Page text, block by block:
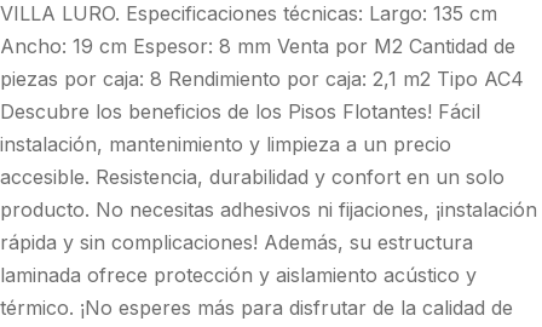
VILLA LURO. Especificaciones técnicas: Largo: 135 cm
Ancho: 19 cm Espesor: 8 mm Venta por M2 Cantidad de
piezas por caja: 8 Rendimiento por caja: 2,1 m2 Tipo AC4
Descubre los beneficios de los Pisos Flotantes! Fácil
instalación, mantenimiento y limpieza a un precio
accesible. Resistencia, durabilidad y confort en un solo
producto. No necesitas adhesivos ni fijaciones, ¡instalación
rápida y sin complicaciones! Además, su estructura
laminada ofrece protección y aislamiento acústico y
térmico. ¡No esperes más para disfrutar de la calidad de